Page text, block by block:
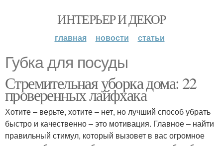
ИНТЕРЬЕР И ДЕКОР
главная новости статьи
Губка для посуды
Стремительная уборка дома: 22
проверенных лайфхака
Хотите – верьте, хотите – нет, но лучший способ убрать
быстро и качественно – это мотивация. Главное – найти
правильный стимул, который вызовет в вас огромное